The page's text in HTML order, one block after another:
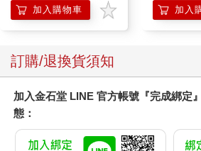
加入購物車 加入
訂購/退換貨須知
加入金石堂 LINE 官方帳號『完成綁定
態：